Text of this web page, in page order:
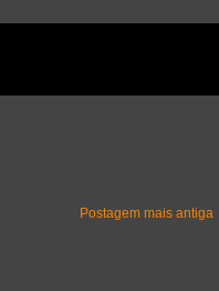
Postagem mais antiga